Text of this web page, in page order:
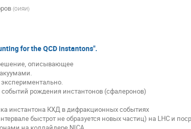
(ОИЯИ)
for the QCD instantons".
описывающее
рождения инстантонов (сфалеронов)
инстантона КХД в дифракционных событиях
быстрот не образуется новых частиц) на LHC и